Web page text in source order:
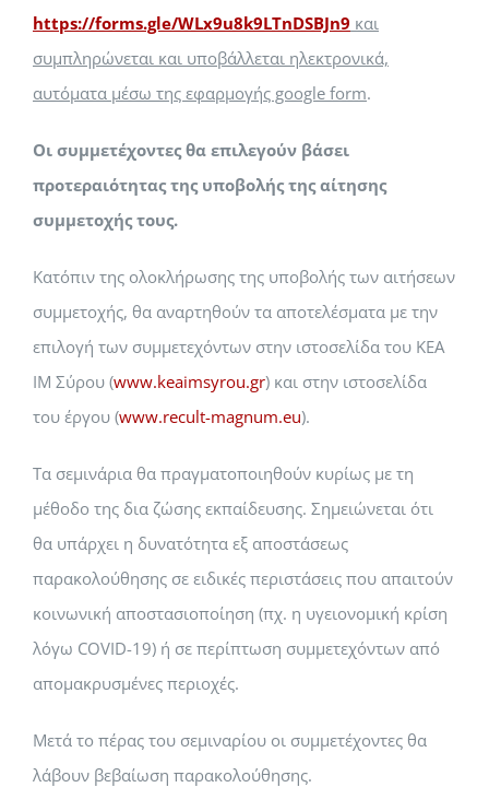
https://forms.gle/WLx9u8k9LTnDSBJn9 και
συμπληρώνεται και υποβάλλεται ηλεκτρονικά,
αυτόματα μέσω της εφαρμογής google form.
Οι συμμετέχοντες θα επιλεγούν βάσει
προτεραιότητας της υποβολής της αίτησης
συμμετοχής τους.
Κατόπιν της ολοκλήρωσης της υποβολής των αιτήσεων
συμμετοχής, θα αναρτηθούν τα αποτελέσματα με την
επιλογή των συμμετεχόντων στην ιστοσελίδα του ΚΕΑ
ΙΜ Σύρου (www.keaimsyrou.gr) και στην ιστοσελίδα
του έργου (www.recult-magnum.eu).
Τα σεμινάρια θα πραγματοποιηθούν κυρίως με τη
μέθοδο της δια ζώσης εκπαίδευσης. Σημειώνεται ότι
θα υπάρχει η δυνατότητα εξ αποστάσεως
παρακολούθησης σε ειδικές περιστάσεις που απαιτούν
κοινωνική αποστασιοποίηση (πχ. η υγειονομική κρίση
λόγω COVID-19) ή σε περίπτωση συμμετεχόντων από
απομακρυσμένες περιοχές.
Μετά το πέρας του σεμιναρίου οι συμμετέχοντες θα
λάβουν βεβαίωση παρακολούθησης.